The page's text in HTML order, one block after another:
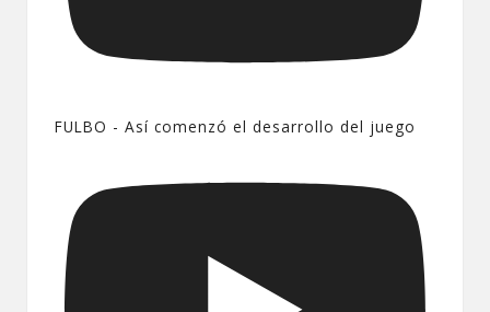
FULBO - Así comenzó el desarrollo del juego